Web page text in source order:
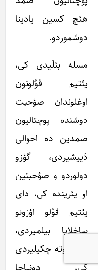
هئچ کسین یادینا
دوشموردو.
مسله بئلَیدی کی،
یئتیم قوُلونون
اوغلوندان صؤحبت
دوشنده پوچتالیون
صمدین ده احوالی
دَییشیردی، گؤزو
دولوردو و صؤحبتین
او یئرینده کی، دای
یئتیم قوُلو اؤزونو
ساخلایا بیلمیردی،
بیر خلوته چکیلیردی